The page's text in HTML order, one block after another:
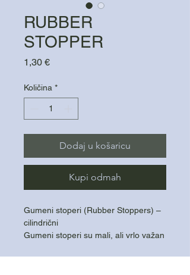
RUBBER
STOPPER
1,30 €Cijena
Količina *
Dodaj u košaricu
Kupi odmah
Gumeni stoperi (Rubber Stoppers) –
cilindrični
Gumeni stoperi su mali, ali vrlo važan